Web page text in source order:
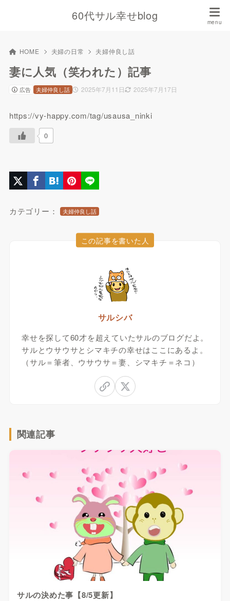
60代サル幸せblog
HOME 夫婦の日常 夫婦仲良し話
妻に人気（笑われた）記事
広告 2025年7月11日 2025年7月17日
夫婦仲良し話
https://vy-happy.com/tag/usausa_ninki
0
カテゴリー： 夫婦仲良し話
この記事を書いた人
サルシバ
幸せを探して60才を超えていたサルのブログだよ。
サルとウサウサとシマキチの幸せはここにあるよ。
（サル＝筆者、ウサウサ＝妻、シマキチ＝ネコ）
関連記事
サルの決めた事【8/5更新】